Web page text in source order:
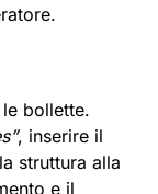
bollette.
, inserire il
struttura alla
e il